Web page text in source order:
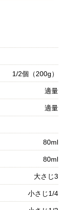
1/2個（200g）
適量
適量
80ml
80ml
大さじ3
小さじ1/4